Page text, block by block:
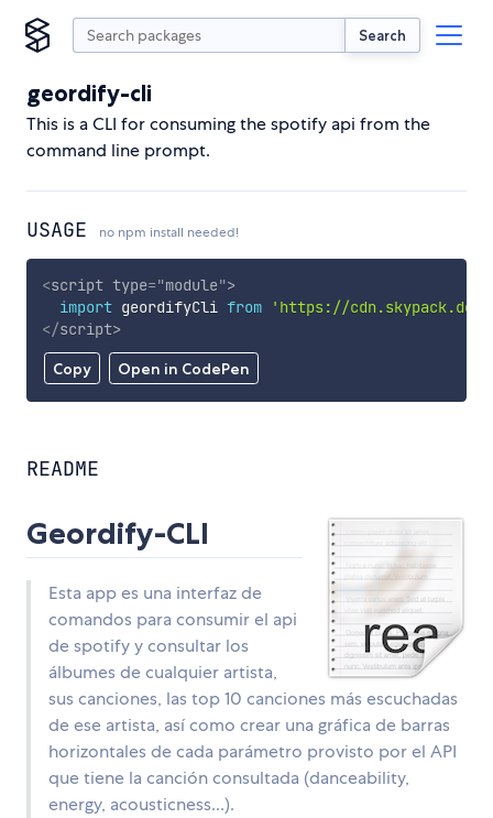
Search
geordify-cli
This is a CLI for consuming the spotify api from the
command line prompt.
USAGE no npm install needed!
Copy Open in CodePen
<script type="module">
import geordifyCli from
'https://
</script>
README
Geordify-CLI
Esta app es una interfaz de
comandos para consumir el api
de spotify y consultar los
álbumes de cualquier artista,
sus canciones, las top 10 canciones más escuchadas
de ese artista, así como crear una gráfica de barras
horizontales de cada parámetro provisto por el API
que tiene la canción consultada (danceability,
energy, acousticness...).